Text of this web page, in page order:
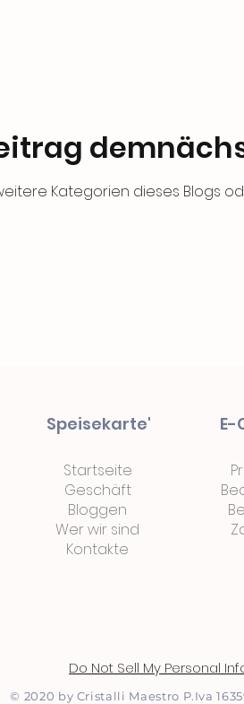
Kategorien dieses Blogs
Speisekarte'
Startseite
Geschäft
Bloggen
Wer wir sind
Kontakte
E-
Do Not Sell My Personal
© 2020 by Cristalli Maestro P.Iva